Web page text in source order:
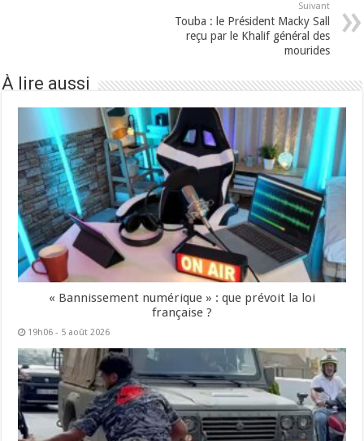
Suivant
Touba : le Président Macky Sall
reçu par le Khalif général des
mourides
À lire aussi
« Bannissement numérique » : que prévoit la loi
française ?
19h06 - 5 août 2026